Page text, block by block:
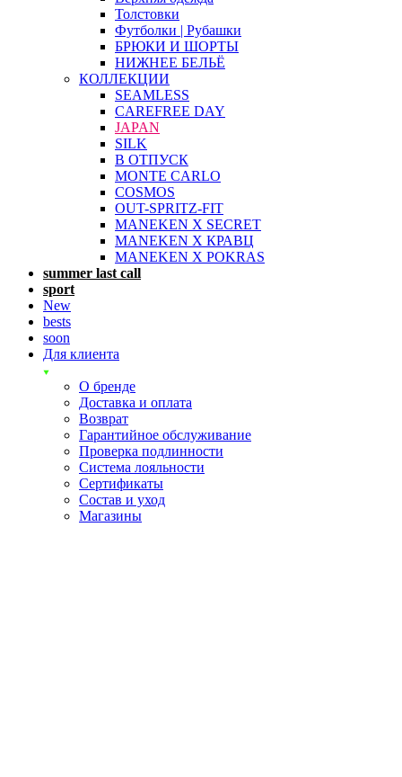
Толстовки
Футболки | Рубашки
БРЮКИ И ШОРТЫ
НИЖНЕЕ БЕЛЬЁ
КОЛЛЕКЦИИ
SEAMLESS
CAREFREE DAY
JAPAN
SILK
В ОТПУСК
MONTE CARLO
COSMOS
OUT-SPRITZ-FIT
MANEKEN X SECRET
MANEKEN X КРАВЦ
MANEKEN X POKRAS
summer last call
sport
New
bests
soon
Для клиента
О бренде
Доставка и оплата
Возврат
Гарантийное обслуживание
Проверка подлинности
Система лояльности
Сертификаты
Состав и уход
Магазины